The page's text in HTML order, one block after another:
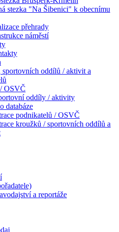
stezka "Na Šibenici" k obecnímu
přehrady
náměstí
sportovních oddílů / aktivit a
OSVČ
oddíly / aktivity
databáze
podnikatelů / OSVČ
kroužků / sportovních oddílů a
a reportáže